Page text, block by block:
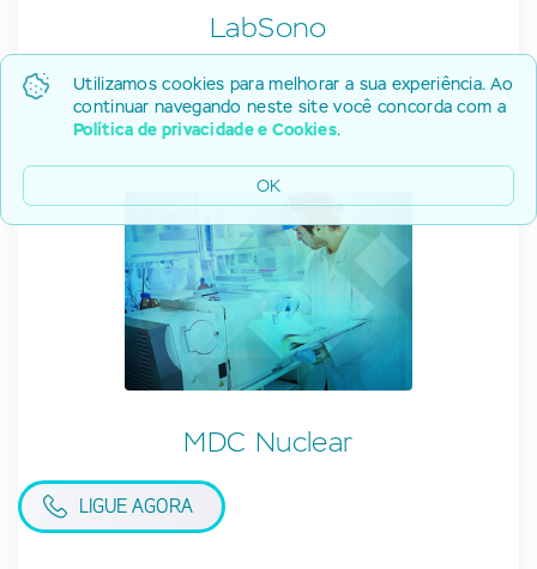
LIGUE AGORA
Utilizamos cookies para melhorar a sua experiência. Ao
continuar navegando neste site você concorda com a
Política de privacidade e Cookies.
OK
LabSono
MDC Nuclear